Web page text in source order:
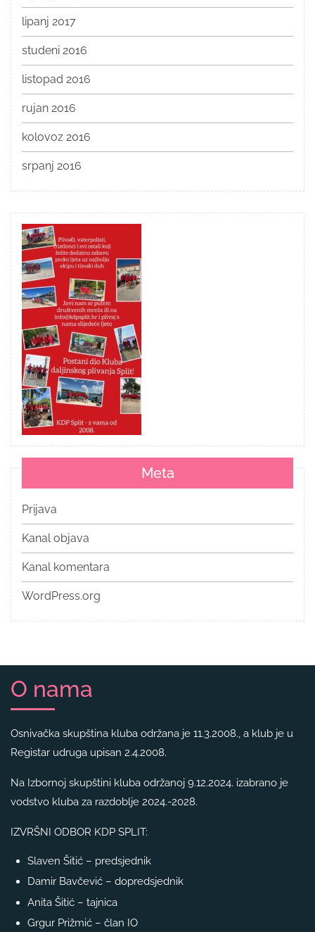
lipanj 2017
studeni 2016
listopad 2016
rujan 2016
kolovoz 2016
srpanj 2016
Meta
Prijava
Kanal objava
Kanal komentara
WordPress.org
O nama
Osnivačka skupština kluba održana je 11.3.2008., a klub je u
Registar udruga upisan 2.4.2008.
Na Izbornoj skupštini kluba održanoj 9.12.2024. izabrano je
vodstvo kluba za razdoblje 2024.-2028.
IZVRŠNI ODBOR KDP SPLIT:
Slaven Šitić – predsjednik
Damir Bavčević – dopredsjednik
Anita Šitić – tajnica
Grgur Prižmić – član IO